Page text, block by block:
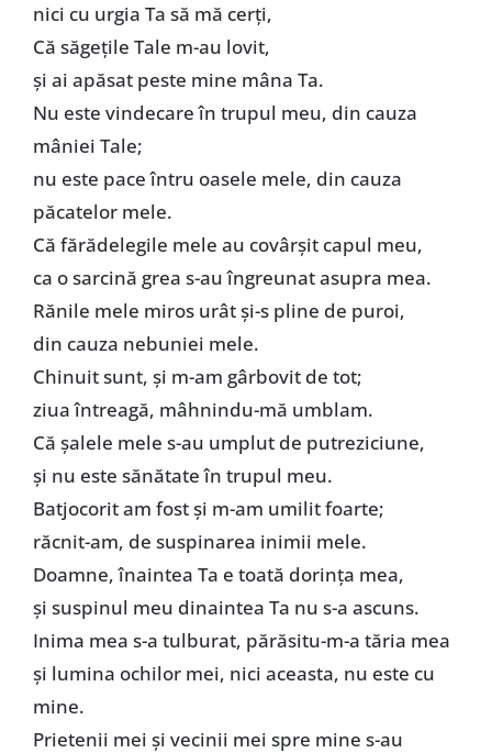
nici cu urgia Ta să mă cerți,
Că săgețile Tale m-au lovit,
și ai apăsat peste mine mâna Ta.
Nu este vindecare în trupul meu, din cauza
mâniei Tale;
nu este pace întru oasele mele, din cauza
păcatelor mele.
Că fărădelegile mele au covârșit capul meu,
ca o sarcină grea s-au îngreunat asupra mea.
Rănile mele miros urât și-s pline de puroi,
din cauza nebuniei mele.
Chinuit sunt, și m-am gârbovit de tot;
ziua întreagă, mâhnindu-mă umblam.
Că șalele mele s-au umplut de putreziciune,
și nu este sănătate în trupul meu.
Batjocorit am fost și m-am umilit foarte;
răcnit-am, de suspinarea inimii mele.
Doamne, înaintea Ta e toată dorința mea,
și suspinul meu dinaintea Ta nu s-a ascuns.
Inima mea s-a tulburat, părăsitu-m-a tăria mea
și lumina ochilor mei, nici aceasta, nu este cu
mine.
Prietenii mei și vecinii mei spre mine s-au